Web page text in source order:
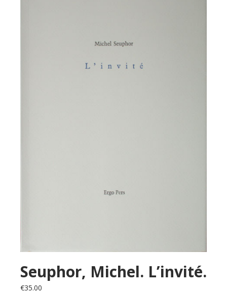
Seuphor, Michel. L’invité.
€35.00